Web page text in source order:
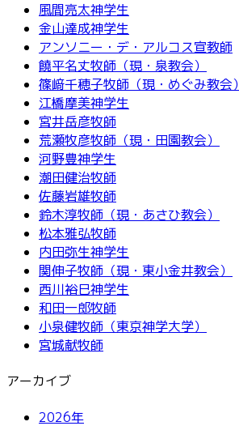
風間亮太神学生
金山達成神学生
アンソニー・デ・アルコス宣教師
饒平名丈牧師（現・泉教会）
篠﨑千穂子牧師（現・めぐみ教会）
江橋摩美神学生
宮井岳彦牧師
荒瀬牧彦牧師（現・田園教会）
河野豊神学生
潮田健治牧師
佐藤岩雄牧師
鈴木淳牧師（現・あさひ教会）
松本雅弘牧師
内田弥生神学生
関伸子牧師（現・東小金井教会）
西川裕巳神学生
和田一郎牧師
小泉健牧師（東京神学大学）
宮城献牧師
アーカイブ
2026年